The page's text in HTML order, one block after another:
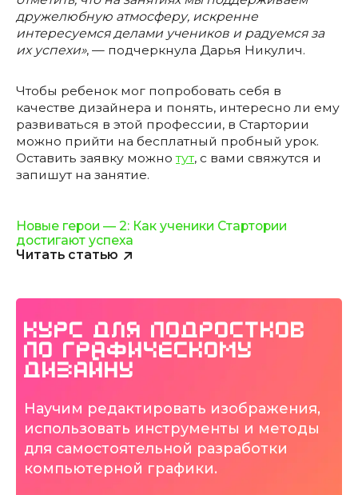
дружелюбную атмосферу, искренне
интересуемся делами учеников и радуемся за
их успехи», — подчеркнула Дарья Никулич.
Чтобы ребенок мог попробовать себя в
качестве дизайнера и понять, интересно ли ему
развиваться в этой профессии, в Стартории
можно прийти на бесплатный пробный урок.
Оставить заявку можнотут, с вами свяжутся и
запишут на занятие.
Новые герои — 2: Как ученики Стартории
достигают успеха
Читать статью
Курс для подростков
по графическому
дизайну
Научим редактировать изображения,
использовать инструменты и методы
для самостоятельной разработки
компьютерной графики.